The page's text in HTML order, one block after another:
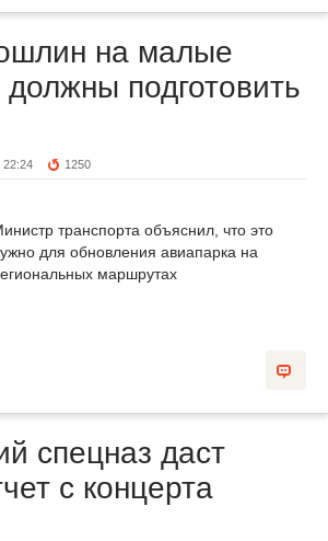
на малые
подготовить
22:24 1250
транспорта объяснил, что это
для обновления авиапарка на
маршрутах
спецназ даст
с концерта